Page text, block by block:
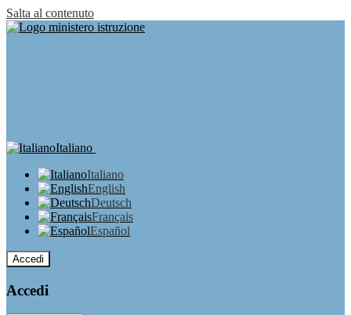
Salta al contenuto
Italiano
Italiano
English
Deutsch
Français
Español
Accedi
Accedi